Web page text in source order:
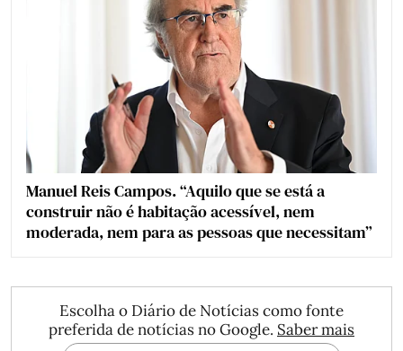
Manuel Reis Campos. “Aquilo que se está a
construir não é habitação acessível, nem
moderada, nem para as pessoas que necessitam”
Escolha o Diário de Notícias como fonte
preferida de notícias no Google. Saber mais